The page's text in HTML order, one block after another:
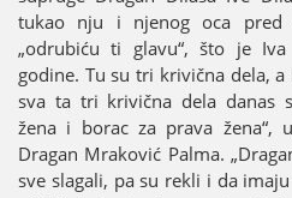
tukao nju i njenog oca pred
„odrubiću ti glavu“, što јe
godine. Tu su tri krivična dela, a
sva ta tri krivična dela danas
žena i borac za prava žena“,
Dragan Mraković Palma.
sve slagali, pa su rekli i da